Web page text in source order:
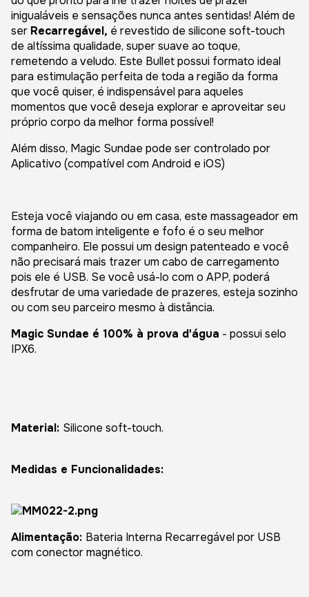
inigualáveis e sensações nunca antes sentidas! Além de
ser Recarregável, é revestido de silicone soft-touch
de altíssima qualidade, super suave ao toque,
remetendo a veludo. Este Bullet possui formato ideal
para estimulação perfeita de toda a região da forma
que você quiser, é indispensável para aqueles
momentos que você deseja explorar e aproveitar seu
próprio corpo da melhor forma possível!
Além disso, Magic Sundae pode ser controlado por
Aplicativo (compatível com Android e iOS)
Esteja você viajando ou em casa, este massageador em
forma de batom inteligente e fofo é o seu melhor
companheiro. Ele possui um design patenteado e você
não precisará mais trazer um cabo de carregamento
pois ele é USB. Se você usá-lo com o APP, poderá
desfrutar de uma variedade de prazeres, esteja sozinho
ou com seu parceiro mesmo à distância.
Magic Sundae é 100% à prova d'água - possui selo
IPX6.
Material: Silicone soft-touch.
Medidas e Funcionalidades:
Alimentação: Bateria Interna Recarregável por USB
com conector magnético.